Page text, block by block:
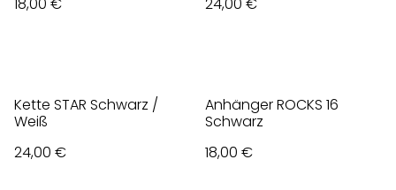
Kette STAR Schwarz /
Weiß
24,00 €
Anhänger ROCKS 16
Schwarz
18,00 €